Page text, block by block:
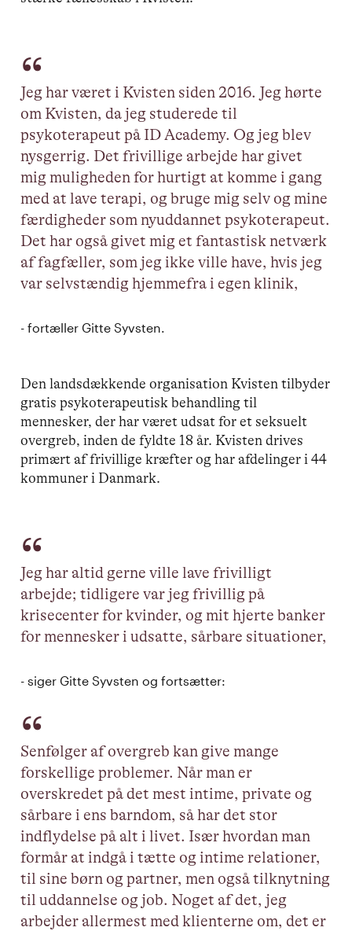
Jeg har været i Kvisten siden 2016. Jeg hørte
om Kvisten, da jeg studerede til
psykoterapeut på ID Academy. Og jeg blev
nysgerrig. Det frivillige arbejde har givet
mig muligheden for hurtigt at komme i gang
med at lave terapi, og bruge mig selv og mine
færdigheder som nyuddannet psykoterapeut.
Det har også givet mig et fantastisk netværk
af fagfæller, som jeg ikke ville have, hvis jeg
var selvstændig hjemmefra i egen klinik,
- fortæller Gitte Syvsten.
Den landsdækkende organisation Kvisten tilbyder
gratis psykoterapeutisk behandling til
mennesker, der har været udsat for et seksuelt
overgreb, inden de fyldte 18 år. Kvisten drives
primært af frivillige kræfter og har afdelinger i 44
kommuner i Danmark.
Jeg har altid gerne ville lave frivilligt
arbejde; tidligere var jeg frivillig på
krisecenter for kvinder, og mit hjerte banker
for mennesker i udsatte, sårbare situationer,
- siger Gitte Syvsten og fortsætter:
Senfølger af overgreb kan give mange
forskellige problemer. Når man er
overskredet på det mest intime, private og
sårbare i ens barndom, så har det stor
indflydelse på alt i livet. Især hvordan man
formår at indgå i tætte og intime relationer,
til sine børn og partner, men også tilknytning
til uddannelse og job. Noget af det, jeg
arbejder allermest med klienterne om, det er